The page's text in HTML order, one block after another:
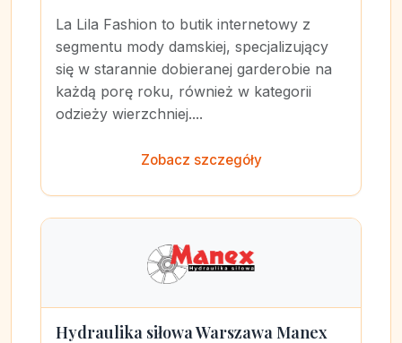
La Lila Fashion to butik internetowy z
segmentu mody damskiej, specjalizujący
się w starannie dobieranej garderobie na
każdą porę roku, również w kategorii
odzieży wierzchniej....
Zobacz szczegóły
Hydraulika siłowa Warszawa Manex